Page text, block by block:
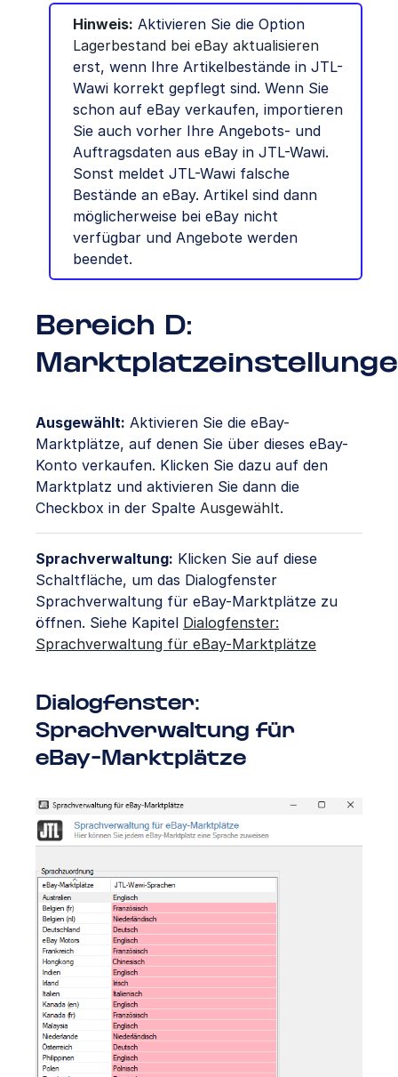
Hinweis: Aktivieren Sie die Option
Lagerbestand bei eBay aktualisieren
erst, wenn Ihre Artikelbestände in JTL-
Wawi korrekt gepflegt sind. Wenn Sie
schon auf eBay verkaufen, importieren
Sie auch vorher Ihre Angebots- und
Auftragsdaten aus eBay in JTL-Wawi.
Sonst meldet JTL-Wawi falsche
Bestände an eBay. Artikel sind dann
möglicherweise bei eBay nicht
verfügbar und Angebote werden
beendet.
Bereich D:
Ausgewählt: Aktivieren Sie die eBay-
Marktplätze, auf denen Sie über dieses eBay-
Konto verkaufen. Klicken Sie dazu auf den
Marktplatz und aktivieren Sie dann die
Checkbox in der Spalte Ausgewählt.
Sprachverwaltung: Klicken Sie auf diese
Schaltfläche, um das Dialogfenster
Sprachverwaltung für eBay-Marktplätze zu
öffnen. Siehe Kapitel Dialogfenster:
Sprachverwaltung für eBay-Marktplätze
Dialogfenster:
Sprachverwaltung für
eBay-Marktplätze